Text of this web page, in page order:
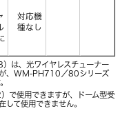
対応機
種なし
は、光ワイヤレスチューナー
、WM-PH710／80シリーズ
使用できますが、ドーム型受
て使用できません。